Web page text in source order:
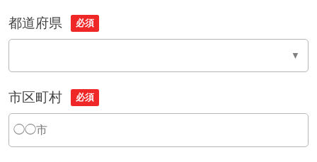
都道府県 必須
市区町村 必須